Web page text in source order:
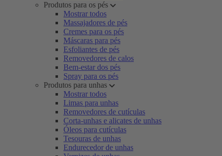
Produtos para os pés
Mostrar todos
Massajadores de pés
Cremes para os pés
Máscaras para pés
Esfoliantes de pés
Removedores de calos
Bem-estar dos pés
Spray para os pés
Produtos para unhas
Mostrar todos
Limas para unhas
Removedores de cutículas
Corta-unhas e alicates de unhas
Óleos para cutículas
Tesouras de unhas
Endurecedor de unhas